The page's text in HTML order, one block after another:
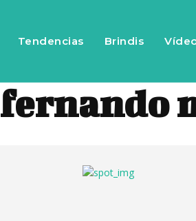
Tendencias Brindis
fernando